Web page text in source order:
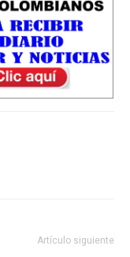
Artículo siguiente